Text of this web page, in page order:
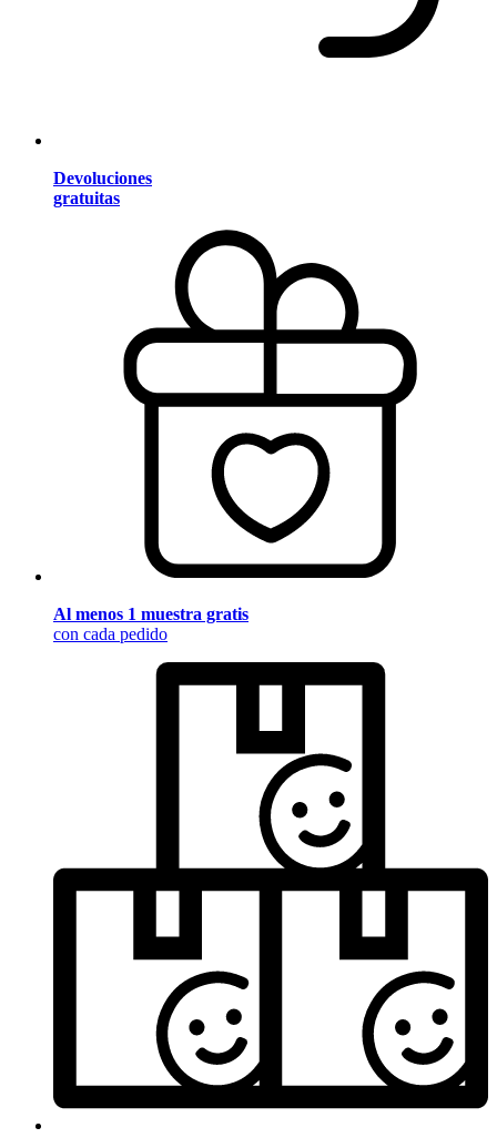
Devoluciones
gratuitas
Al menos 1 muestra gratis
con cada pedido